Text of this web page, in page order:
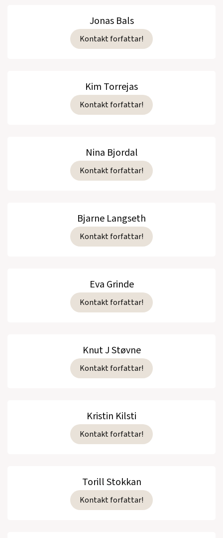
Jonas Bals
Kontakt forfattar!
Kim Torrejas
Kontakt forfattar!
Nina Bjordal
Kontakt forfattar!
Bjarne Langseth
Kontakt forfattar!
Eva Grinde
Kontakt forfattar!
Knut J Støvne
Kontakt forfattar!
Kristin Kilsti
Kontakt forfattar!
Torill Stokkan
Kontakt forfattar!